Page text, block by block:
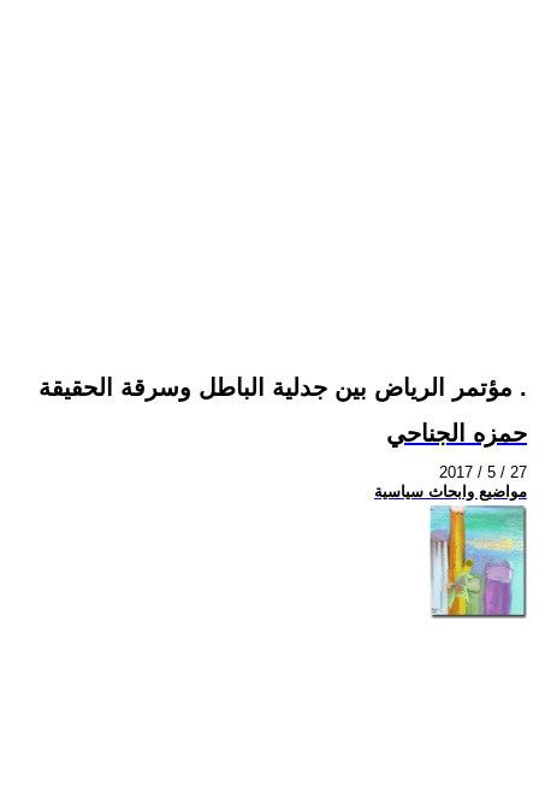
مؤتمر الرياض بين جدلية الباطل وسرقة الحقيقة .
حمزه الجناحي
2017 / 5 / 27
مواضيع وابحاث سياسية